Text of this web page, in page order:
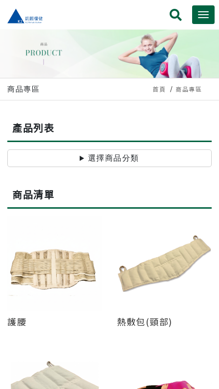
商品專區 首頁 商品專區
產品列表
選擇商品分類
商品清單
護腰 熱敷包(頸部)